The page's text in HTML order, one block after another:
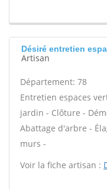
Désiré entretien
Artisan
Département: 78
Entretien espaces
jardin - Clôture -
Abattage d'arbre -
murs -
Voir la fiche artisan :